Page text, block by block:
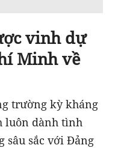
vinh dự
Minh về
trường kỳ kháng
luôn dành tình
sâu sắc với Đảng